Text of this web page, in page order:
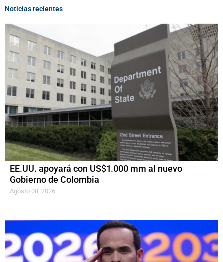
Noticias recientes
EE.UU. apoyará con US$1.000 mm al nuevo
Gobierno de Colombia
Agosto 08, 2026